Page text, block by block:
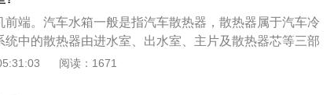
后，罐内冷却液会慢慢减少，这时候再添加适量的冷却
面达到冷却液膨胀罐MAX和MIN度之间的位置；5、重新
用手拧紧并完全入位。
前端。汽车水箱一般是指汽车散热器，散热器属于汽车冷
统中的散热器由进水室、出水室、主片及散热器芯等三部
骤如下：1、逆时针方向转动压力盖，如果听到嘶嘶
阅读：1671